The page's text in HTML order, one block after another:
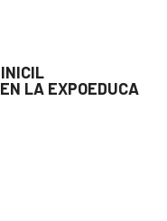
LA EXPOEDUCA